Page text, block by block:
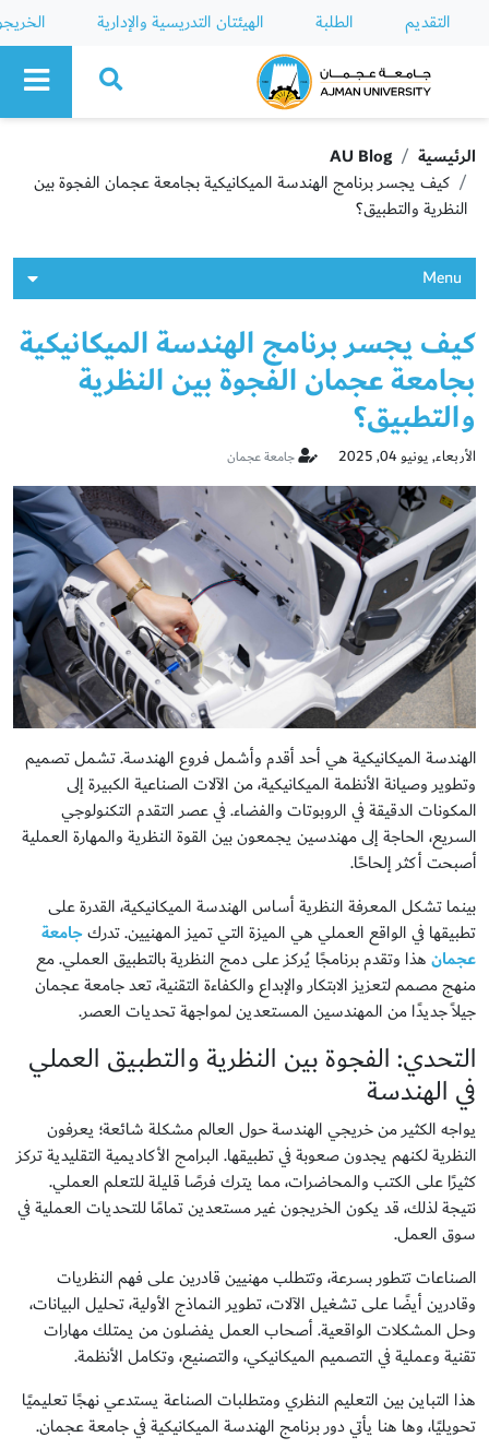
التقديم الطلبة الهيئتان التدريسية والإدارية
Ajman University
الرئيسية
AU Blog
كيف يجسر برنامج الهندسة الميكانيكية بجامعة عجمان الفجوة بين
النظرية والتطبيق؟
Menu
كيف يجسر برنامج الهندسة الميكانيكية
بجامعة عجمان الفجوة بين النظرية
والتطبيق؟
الأربعاء, يونيو 04, 2025 جامعة عجمان
الهندسة الميكانيكية هي أحد أقدم وأشمل فروع الهندسة. تشمل تصميم
وتطوير وصيانة الأنظمة الميكانيكية، من الآلات الصناعية الكبيرة إلى
المكونات الدقيقة في الروبوتات والفضاء. في عصر التقدم التكنولوجي
السريع، الحاجة إلى مهندسين يجمعون بين القوة النظرية والمهارة العملية
أصبحت أكثر إلحاحًا.
بينما تشكل المعرفة النظرية أساس الهندسة الميكانيكية، القدرة على
تطبيقها في الواقع العملي هي الميزة التي تميز المهنيين. تدركجامعة
عجمانهذا وتقدم برنامجًا يُركز على دمج النظرية بالتطبيق العملي. مع
منهج مصمم لتعزيز الابتكار والإبداع والكفاءة التقنية، تعد جامعة عجمان
جيلاً جديدًا من المهندسين المستعدين لمواجهة تحديات العصر.
التحدي: الفجوة بين النظرية والتطبيق العملي
في الهندسة
يواجه الكثير من خريجي الهندسة حول العالم مشكلة شائعة؛ يعرفون
النظرية لكنهم يجدون صعوبة في تطبيقها. البرامج الأكاديمية التقليدية تركز
كثيرًا على الكتب والمحاضرات، مما يترك فرصًا قليلة للتعلم العملي.
نتيجة لذلك، قد يكون الخريجون غير مستعدين تمامًا للتحديات العملية في
سوق العمل.
الصناعات تتطور بسرعة، وتتطلب مهنيين قادرين على فهم النظريات
وقادرين أيضًا على تشغيل الآلات، تطوير النماذج الأولية، تحليل البيانات،
وحل المشكلات الواقعية. أصحاب العمل يفضلون من يمتلك مهارات
تقنية وعملية في التصميم الميكانيكي، والتصنيع، وتكامل الأنظمة.
هذا التباين بين التعليم النظري ومتطلبات الصناعة يستدعي نهجًا تعليميًا
تحويليًا، وها هنا يأتي دور برنامج الهندسة الميكانيكية في جامعة عجمان.